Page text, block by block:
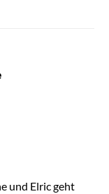
und Elric geht